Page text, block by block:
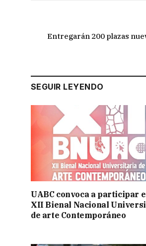
Entregarán 200 plazas
SEGUIR LEYENDO
UABC convoca a participar
XII Bienal Nacional
de arte Contemporáneo